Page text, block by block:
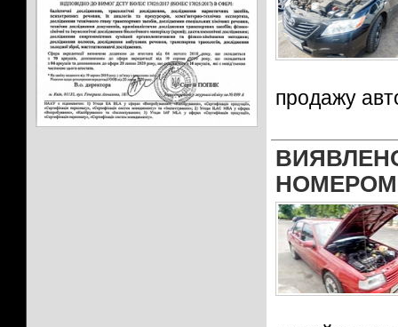
продажу
НОМЕРОМ